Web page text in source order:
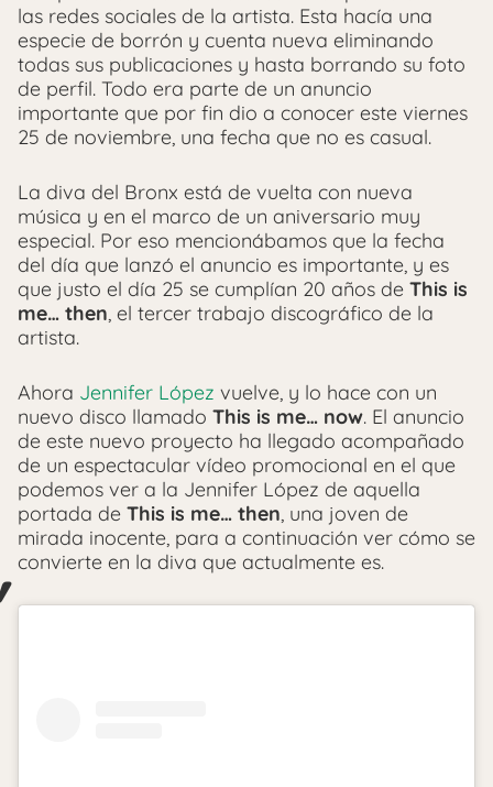
las redes sociales de la artista. Esta hacía una
especie de borrón y cuenta nueva eliminando
todas sus publicaciones y hasta borrando su foto
de perfil. Todo era parte de un anuncio
importante que por fin dio a conocer este viernes
25 de noviembre, una fecha que no es casual.
La diva del Bronx está de vuelta con nueva
música y en el marco de un aniversario muy
especial. Por eso mencionábamos que la fecha
del día que lanzó el anuncio es importante, y es
que justo el día 25 se cumplían 20 años de This is
me… then, el tercer trabajo discográfico de la
artista.
Ahora Jennifer López vuelve, y lo hace con un
nuevo disco llamado This is me… now. El anuncio
de este nuevo proyecto ha llegado acompañado
de un espectacular vídeo promocional en el que
podemos ver a la Jennifer López de aquella
portada de This is me… then, una joven de
mirada inocente, para a continuación ver cómo se
convierte en la diva que actualmente es.